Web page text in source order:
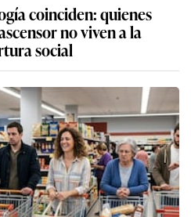
coinciden: quienes
no viven a la
social